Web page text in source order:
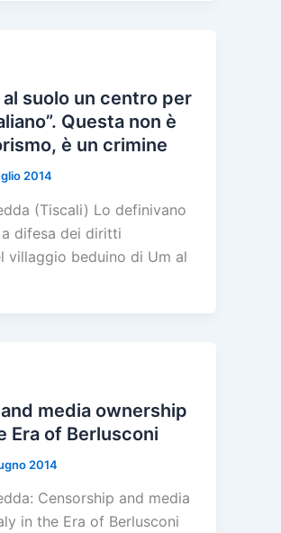
suolo un centro per
Questa non è
è un crimine
2014
(Tiscali) Lo definivano
a difesa dei diritti
villaggio beduino di Um al
media ownership
Era of Berlusconi
2014
Censorship and media
in the Era of Berlusconi